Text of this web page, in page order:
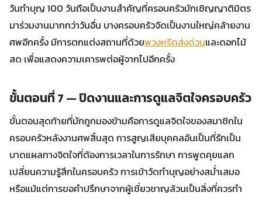
วันทำบุญ 100 วันถือเป็นงานสำคัญที่ครอบครัวมักเชิญญาติมิตร
มาร่วมงานมากกว่าวันอื่น บางครอบครัวจัดเป็นงานใหญ่คล้ายงาน
ศพอีกครั้ง มีการตกแต่งสถานที่ด้วยพวงหรีดส่งด่วนและดอกไม้
สด เพื่อแสดงความเคารพต่อผู้จากไปอีกครั้ง
ขั้นตอนที่ 7 — ปิดงานและการดูแลจิตใจครอบครัว
ขั้นตอนสุดท้ายที่มักถูกมองข้ามคือการดูแลจิตใจของสมาชิกใน
ครอบครัวหลังงานศพสิ้นสุด การสูญเสียบุคคลอันเป็นที่รักเป็น
บาดแผลทางจิตใจที่ต้องการเวลาในการรักษา การพูดคุยแลก
เปลี่ยนความรู้สึกในครอบครัว การเข้าวัดทำบุญอย่างสม่ำเสมอ
หรือแม้แต่การขอคำปรึกษาจากผู้เชี่ยวชาญล้วนเป็นสิ่งที่ควรทำ